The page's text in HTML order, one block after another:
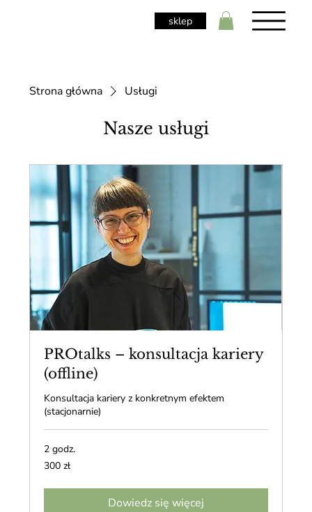
sklep
Strona główna Usługi
Nasze usługi
PROtalks – konsultacja kariery
(offline)
Konsultacja kariery z konkretnym efektem
(stacjonarnie)
2 godz.
300
złotych
300 zł
Dowiedz się więcej